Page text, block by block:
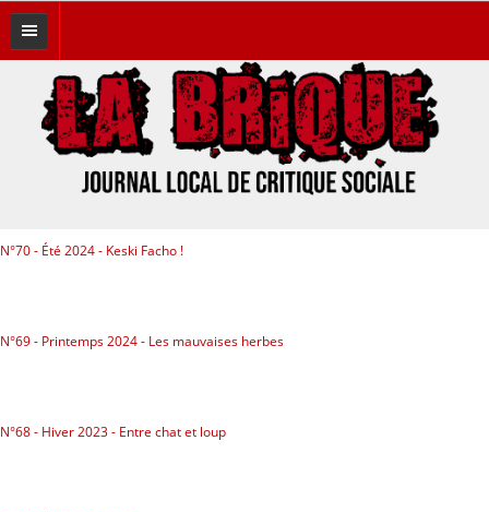
A LA UNE
THÉMATIQUES
Brique Brother
N°70 - Été 2024 - Keski Facho !
N°69 - Printemps 2024 - Les mauvaises herbes
N°68 - Hiver 2023 - Entre chat et loup